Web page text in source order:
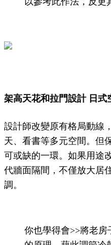
架高天花和拉門設計 日式
設計師改變原有格局動線
天、看書等多元空間。但
可或缺的一環。如果用途
代牆面隔間，不僅放大居
調。
你也學得會>>將老